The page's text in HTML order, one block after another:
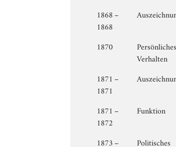
1868 –
1868
1870
Persönliches
Verhalten
1871 –
1871
1871 –
1872
Funktion
1873 –
Politisches